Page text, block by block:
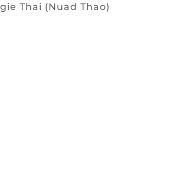
Thai (Nuad Thao)